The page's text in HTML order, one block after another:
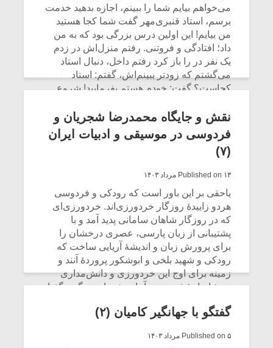
می‌خواهم بیایم شما را ببینم، اجازه بدهید خدمت
برسم، استاد قنبری‌مهر گفت شما کجا هستید
من بیایم! این اولین درس بزرگی بود که به من
داد؛ افتادگی و فروتنی. رفتم منزل‌اش در زدم
یک نفر در را باز کرد رفتم داخل، دنبال استاد
می‌گشتم که زودتر ببینم‌اش، گفتم: استاد
کجاست؟ گفت: خودم هستم بفرمایید! شروع
آرزویم دیدن شما بود و این اشک شوق دیدارتان
است.
CONTINUE READING
نقش و جایگاه محمدرضا شجریان و
فردوسی در موسیقی و ادبیات ایران
(۷)
Published on ۱۳ مرداد ۱۴۰۳
یاحقی بر این باور است که رودکی و فردوسی
هردو زاییدهٔ روزگار خردورزی‌اند. خردورزی‌ای
که در روزگار شاهان سامانی پدید آمد و با
پشتیبانی از زبان پارسی، عصری درخشان را
برای پرورش زبان و اندیشهٔ آریایی ساخت که
رودکی و شهید بلخی و ابوشکور پروردهٔ آنند و
زمینه برای اوج این خردورزی و دانش‌مداری
در شاهنامهٔ فردوسی آماده شد. او می‌گوید گفتار
دوستی اهل بیت پیامبر اسلام، یادآور سروده‌های
شاعر شاید به‌خاطر جهان‌شناسی‌ای باشد که در
گفتگو با جهانگیر کامیان (۲)
Published on ۵ مرداد ۱۴۰۳